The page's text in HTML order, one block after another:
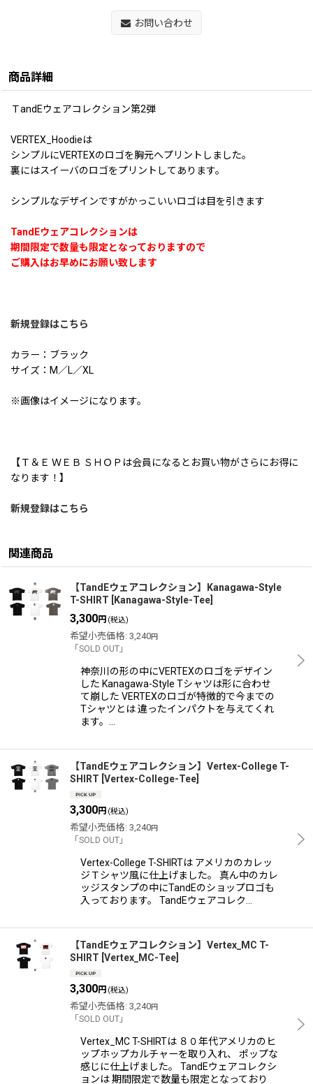
お問い合わせ
商品詳細
ＴandEウェアコレクション第2弾
VERTEX_Hoodieは
シンプルにVERTEXのロゴを胸元へプリントしました。
裏にはスイーバのロゴをプリントしてあります。
シンプルなデザインですがかっこいいロゴは目を引きます
TandEウェアコレクションは
期間限定で数量も限定となっておりますので
ご購入はお早めにお願い致します
新規登録はこちら
カラー：ブラック
サイズ：M／L／XL
※画像はイメージになります。
【Ｔ＆Ｅ ＷＥＢ ＳＨＯＰは会員になるとお買い物がさらにお得に
なります！】
新規登録はこちら
関連商品
【TandEウェアコレクション】Kanagawa-Style
T-SHIRT
Kanagawa-Style-Tee
3,300円 (税込)
希望小売価格: 3,240円
「SOLD OUT」
神奈川の形の中にVERTEXのロゴをデザイン
した Kanagawa-Style Tシャツは形に合わせ
て崩した VERTEXのロゴが特徴的で今までの
Tシャツとは 違ったインパクトを与えてくれ
ます。…
【TandEウェアコレクション】Vertex-College T-
SHIRT Vertex-College-Tee
3,300円 (税込)
希望小売価格: 3,240円
「SOLD OUT」
Vertex-College T-SHIRTは アメリカのカレッ
ジＴシャツ風に仕上げました。 真ん中のカレ
ッジスタンプの中にTandEのショップロゴも
入っております。 TandEウェアコレク…
【TandEウェアコレクション】Vertex_MC T-
SHIRT Vertex_MC-Tee
3,300円 (税込)
希望小売価格: 3,240円
「SOLD OUT」
Vertex_MC T-SHIRTは ８０年代アメリカのヒ
ップホップカルチャーを取り入れ、 ポップな
感じに仕上げました。 TandEウェアコレクシ
ョンは 期間限定で数量も限定となっており